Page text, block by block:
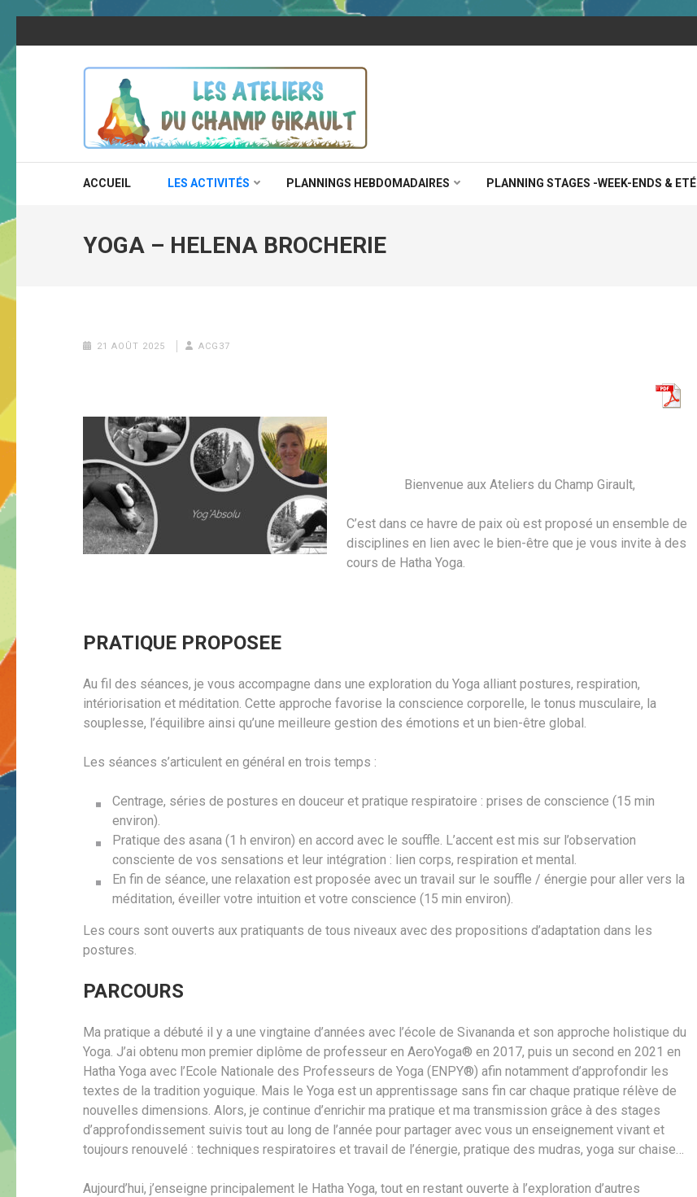
au
contenu
LES ATELIERS DU CHAMP GIRAULT
ACCUEIL LES ACTIVITÉS PLANNINGS HEBDOMADAIRES PLANNING STAGES -WEEK-ENDS & ETÉ
YOGA – HELENA BROCHERIE
21 AOÛT 2025 ACG37
Bienvenue aux Ateliers du Champ Girault,
C’est dans ce havre de paix où est proposé un ensemble de
disciplines en lien avec le bien-être que je vous invite à des
cours de Hatha Yoga.
PRATIQUE PROPOSEE
Au fil des séances, je vous accompagne dans une exploration du Yoga alliant postures, respiration,
intériorisation et méditation. Cette approche favorise la conscience corporelle, le tonus musculaire, la
souplesse, l’équilibre ainsi qu’une meilleure gestion des émotions et un bien-être global.
Les séances s’articulent en général en trois temps :
Centrage, séries de postures en douceur et pratique respiratoire : prises de conscience (15 min
environ).
Pratique des asana (1 h environ) en accord avec le souffle. L’accent est mis sur l’observation
consciente de vos sensations et leur intégration : lien corps, respiration et mental.
En fin de séance, une relaxation est proposée avec un travail sur le souffle / énergie pour aller vers la
méditation, éveiller votre intuition et votre conscience (15 min environ).
Les cours sont ouverts aux pratiquants de tous niveaux avec des propositions d’adaptation dans les
postures.
PARCOURS
Ma pratique a débuté il y a une vingtaine d’années avec l’école de Sivananda et son approche holistique du
Yoga. J’ai obtenu mon premier diplôme de professeur en AeroYoga® en 2017, puis un second en 2021 en
Hatha Yoga avec l’Ecole Nationale des Professeurs de Yoga (ENPY®) afin notamment d’approfondir les
textes de la tradition yoguique. Mais le Yoga est un apprentissage sans fin car chaque pratique rélève de
nouvelles dimensions. Alors, je continue d’enrichir ma pratique et ma transmission grâce à des stages
d’approfondissement suivis tout au long de l’année pour partager avec vous un enseignement vivant et
toujours renouvelé : techniques respiratoires et travail de l’énergie, pratique des mudras, yoga sur chaise…
Aujourd’hui, j’enseigne principalement le Hatha Yoga, tout en restant ouverte à l’exploration d’autres